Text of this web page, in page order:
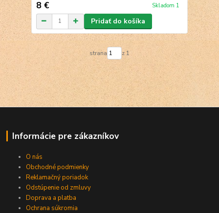
8 € Skladom 1
Pridať do košíka
strana z 1
Informácie pre zákazníkov
O nás
Obchodné podmienky
Reklamačný poriadok
Odstúpenie od zmluvy
Doprava a platba
Ochrana súkromia